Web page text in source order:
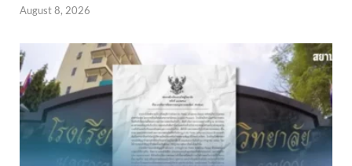
August 8, 2026